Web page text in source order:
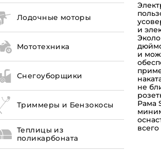
Лодочные моторы
Мототехника
Снегоуборщики
Триммеры и Бензокосы
Теплицы из
поликарбоната
и
и
не
Рама
всего